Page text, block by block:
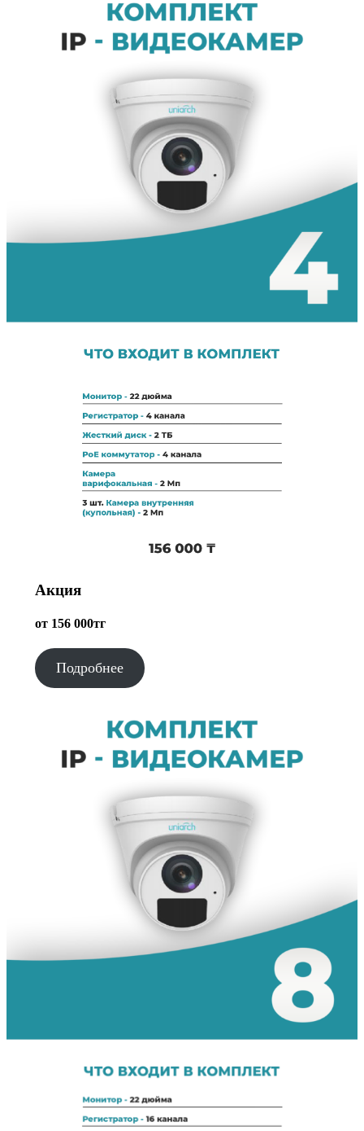
Акция
от 156 000тг
Подробнее